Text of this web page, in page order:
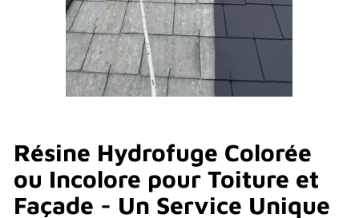
Résine Hydrofuge Colorée
ou Incolore pour Toiture et
Façade - Un Service Unique